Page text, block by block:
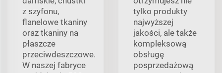
z szyfonu,
flanelowe tkaniny
oraz tkaniny na
płaszcze
przeciwdeszczowe.
W naszej fabryce
tylko produkty
najwyższej
jakości, ale także
kompleksową
obsługę
posprzedażową